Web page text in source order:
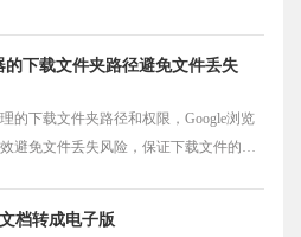
的下载文件夹路径避免文件丢失
的下载文件夹路径和权限，Google浏览
避免文件丢失风险，保证下载文件的安
档转成电子版